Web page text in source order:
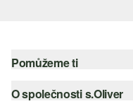
Pomůžeme ti
Nápověda – často kladené otázky
O společnosti s.Oliver